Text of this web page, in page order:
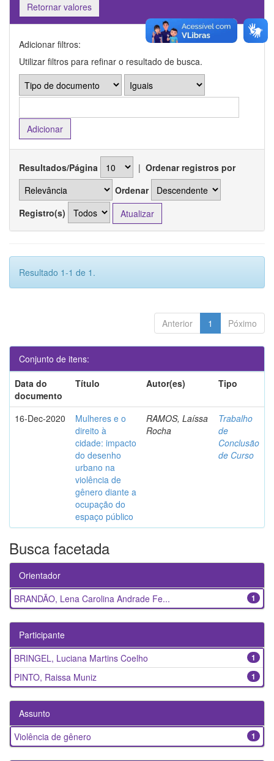
Retornar valores
Adicionar filtros:
Utilizar filtros para refinar o resultado de busca.
Resultados/Página | Ordenar registros por
Ordenar
Registro(s)
Resultado 1-1 de 1.
Anterior 1 Póximo
Conjunto de itens:
Data do
documento
Título Autor(es) Tipo
16-Dec-2020
Mulheres e o
direito à
cidade: impacto
do desenho
urbano na
violência de
gênero diante a
ocupação do
espaço público
RAMOS, Laíssa
Rocha
Trabalho
de
Conclusão
de Curso
Busca facetada
Orientador
1
BRANDÃO, Lena Carolina Andrade Fe...
Participante
1
BRINGEL, Luciana Martins Coelho
1
PINTO, Raissa Muniz
Assunto
1
Violência de gênero